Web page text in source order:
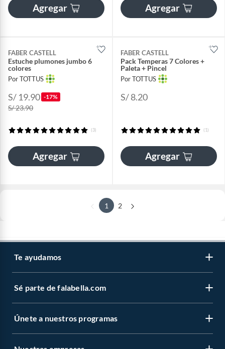
Agregar Agregar
FABER CASTELL
Estuche plumones jumbo 6
colores
Por TOTTUS
S/ 19.90 -17%
S/ 23.90
(3)
Agregar
FABER CASTELL
Pack Temperas 7 Colores +
Paleta + Pincel
Por TOTTUS
S/ 8.20
(1)
Agregar
1 2
Te ayudamos
Sé parte de falabella.com
Únete a nuestros programas